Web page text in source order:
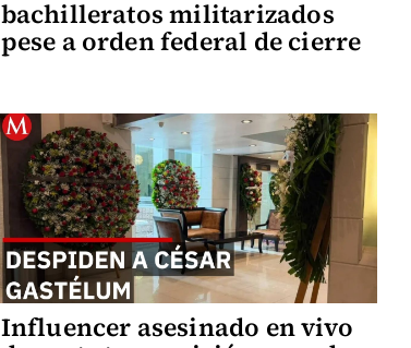
bachilleratos militarizados
pese a orden federal de cierre
Influencer asesinado en vivo